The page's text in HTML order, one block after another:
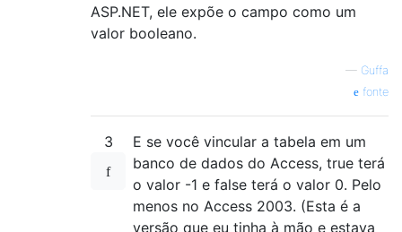
ASP.NET, ele expõe o campo como um
valor booleano.
— Guffa
fonte
3
E se você vincular a tabela em um
banco de dados do Access, true terá
o valor -1 e false terá o valor 0. Pelo
menos no Access 2003. (Esta é a
versão que eu tinha à mão e estava